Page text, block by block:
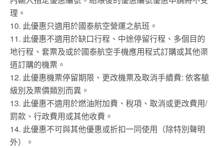
理。
10. 此優惠只適用於國泰航空營運之航班。
11. 此優惠不適用於缺口行程、中途停留行程、多個目的
地行程、套票及或於國泰航空手機應用程式訂購或其他渠
道訂購的機票。
12. 此優惠機票停留期限、更改機票及取消手續費: 依客艙
級別及票價類別而異。
13. 此優惠不適用於燃油附加費、稅項、取消或更改費用/
罰款、行政費用或其他收費。
14. 此優惠不可與其他優惠或折扣一同使用（除特別聲明
外）。